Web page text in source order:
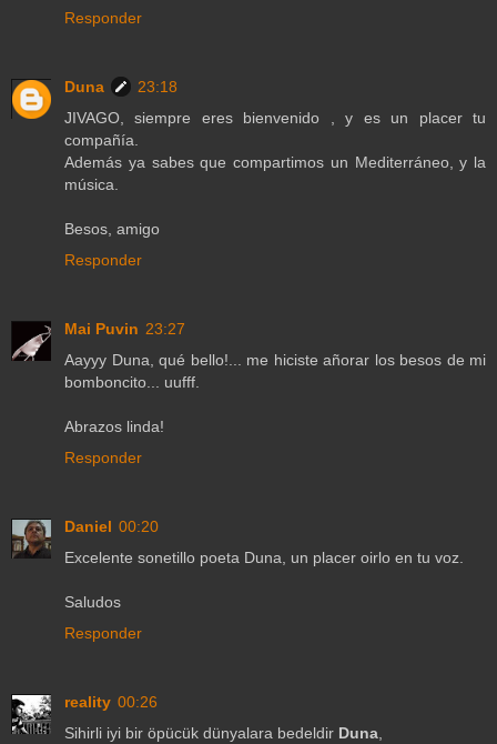
Responder
Duna
23:18
JIVAGO, siempre eres bienvenido , y es un placer tu
compañía.
Además ya sabes que compartimos un Mediterráneo, y la
música.
Besos, amigo
Responder
Mai Puvin 23:27
Aayyy Duna, qué bello!... me hiciste añorar los besos de mi
bomboncito... uufff.
Abrazos linda!
Responder
Daniel 00:20
Excelente sonetillo poeta Duna, un placer oirlo en tu voz.
Saludos
Responder
reality 00:26
Sihirli iyi bir öpücük dünyalara bedeldir Duna,